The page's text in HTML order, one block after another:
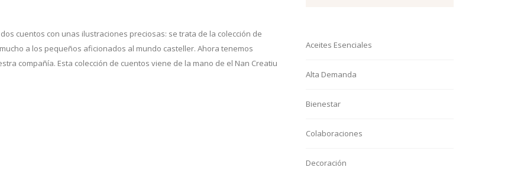
cuentos con unas ilustraciones preciosas: se trata de la colección de
a los pequeños aficionados al mundo casteller. Ahora tenemos
compañía. Esta colección de cuentos viene de la mano de el Nan Creatiu
Aceites Esenciales
Alta Demanda
Bienestar
Colaboraciones
Decoración